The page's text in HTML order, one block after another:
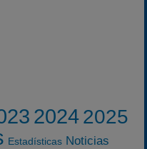
20242025
Estadísticas Noticias